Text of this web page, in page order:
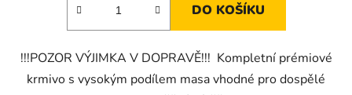
DO KOŠÍKU
!!!POZOR VÝJIMKA V DOPRAVĚ!!! Kompletní prémiové
krmivo s vysokým podílem masa vhodné pro dospělé